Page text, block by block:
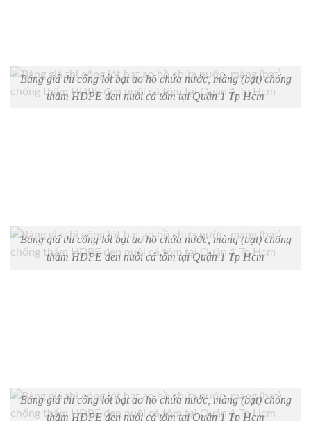
Bảng giá thi công lót bạt ao hồ chứa nước, màng (bạt) chống
thấm HDPE đen nuôi cá tôm tại Quận 1 Tp Hcm
Bảng giá thi công lót bạt ao hồ chứa nước, màng (bạt) chống
thấm HDPE đen nuôi cá tôm tại Quận 1 Tp Hcm
Bảng giá thi công lót bạt ao hồ chứa nước, màng (bạt) chống
thấm HDPE đen nuôi cá tôm tại Quận 1 Tp Hcm